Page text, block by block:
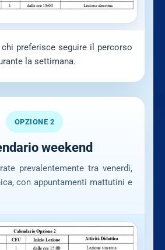
chi preferisce seguire il percorso
la settimana.
OPZIONE 2
weekend
prevalentemente tra venerdì,
con appuntamenti mattutini e